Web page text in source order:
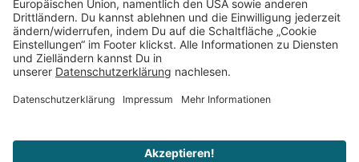
Impressum AGB Widerrufsbelehrung
Vertrag widerrufen